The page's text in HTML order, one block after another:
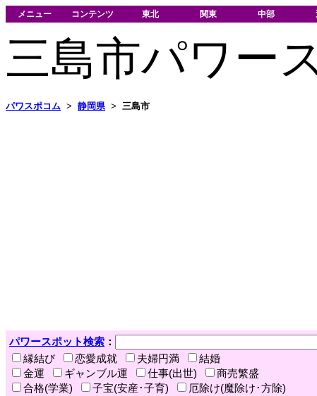
メニュー コンテンツ 東北 関東 中部
三島市パワー
パワスポコム > 静岡県 > 三島市
パワースポット検索 ：
縁結び
恋愛成就 夫婦円満
結婚
金運
ギャンブル運 仕事(出世)
商売繁盛
合格(学業)
子宝(安産･子育)
厄除け(魔除け･方除)